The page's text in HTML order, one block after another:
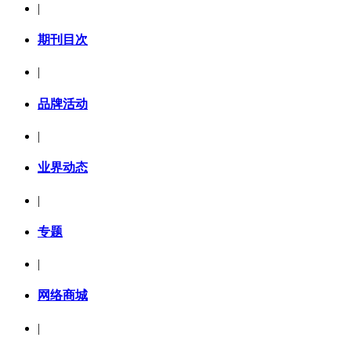
|
期刊目次
品牌活动
|
业界动态
|
专题
|
网络商城
|